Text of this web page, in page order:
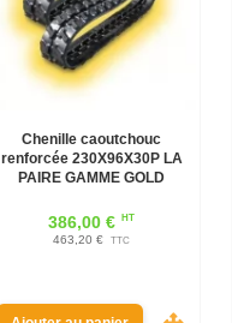
Chenille caoutchouc
renforcée 230X96X30P LA
PAIRE GAMME GOLD
386,00 € HT
463,20 € TTC